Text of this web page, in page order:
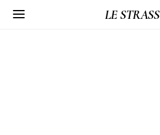
LE STRASS